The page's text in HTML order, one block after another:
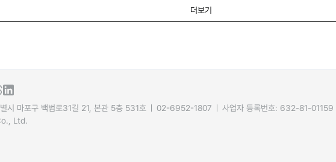
더보기
시 마포구 백범로31길 21, 본관 5층 531호 02-6952-1807
사업자 등록번호: 632-81-01159
Ltd.